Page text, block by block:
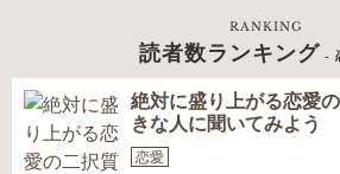
RANKING
読者数ランキング -
絶対に盛り上がる恋愛
きな人に聞いてみよう
恋愛